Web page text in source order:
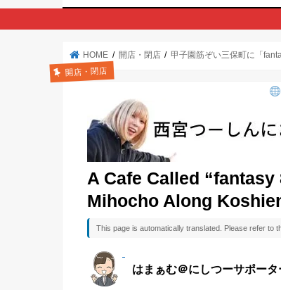
HOME 開店・閉店 甲子園筋ぞい三保町に「
開店・閉店
A Cafe Called
Mihocho Along
This page is automatically translated. Please refer to
はまぁむ＠にしつーサポータ